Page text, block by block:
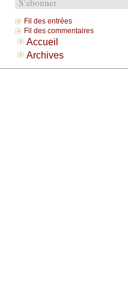
S'abonner
Fil des entrées
Fil des commentaires
Accueil
Archives